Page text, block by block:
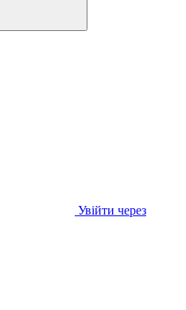
Увійти через